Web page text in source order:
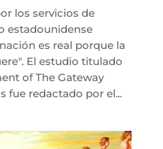
los servicios de
estadounidense
es real porque la
El estudio titulado
of The Gateway
fue redactado por el...